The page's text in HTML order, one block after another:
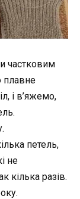
частковим
плавне
і в’яжемо,
петель,
не
кілька разів.